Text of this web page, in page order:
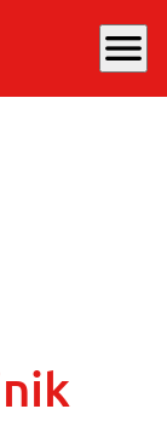
menu